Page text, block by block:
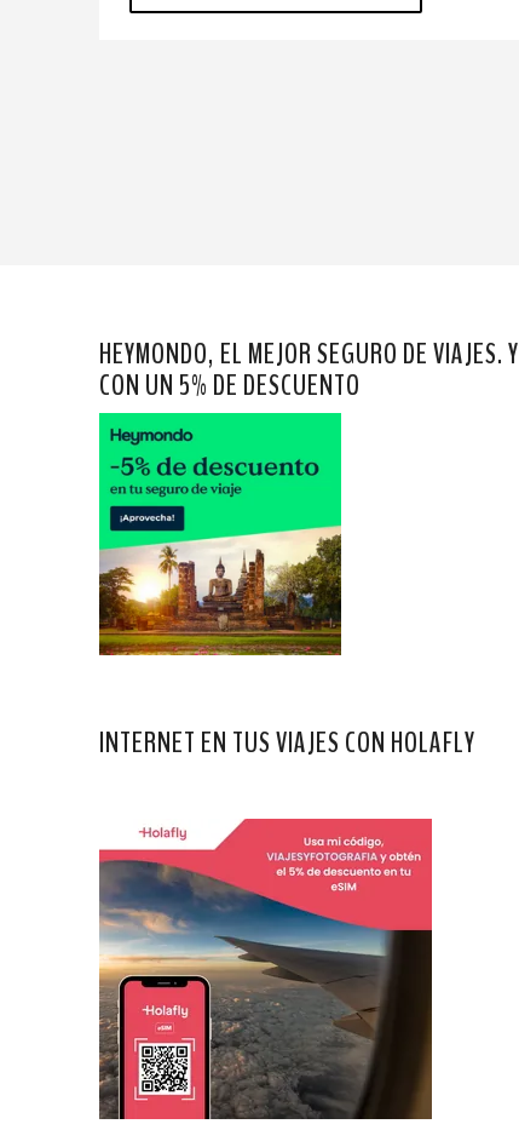
HEYMONDO, EL MEJOR SEGURO DE VIAJES. Y
CON UN 5% DE DESCUENTO
INTERNET EN TUS VIAJES CON HOLAFLY